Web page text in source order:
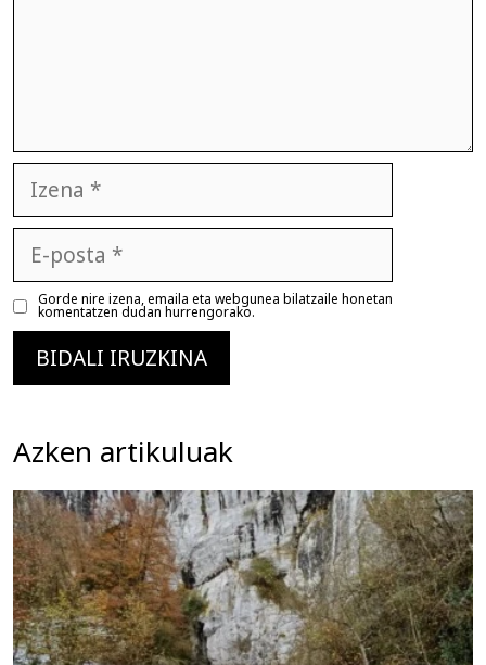
posta
Gorde nire izena, emaila eta webgunea bilatzaile honetan
komentatzen dudan hurrengorako.
Azken artikuluak